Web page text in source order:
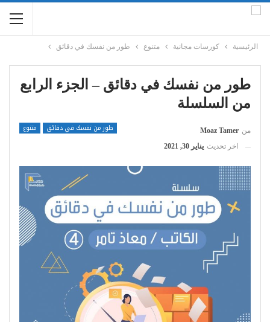
الرئيسية كورسات مجانية متنوع طور من نفسك في دقائق
طور من نفسك في دقائق – الجزء الرابع
من السلسلة
طور من نفسك في دقائق متنوع من Moaz Tamer
اخر تحديث يناير 30, 2021